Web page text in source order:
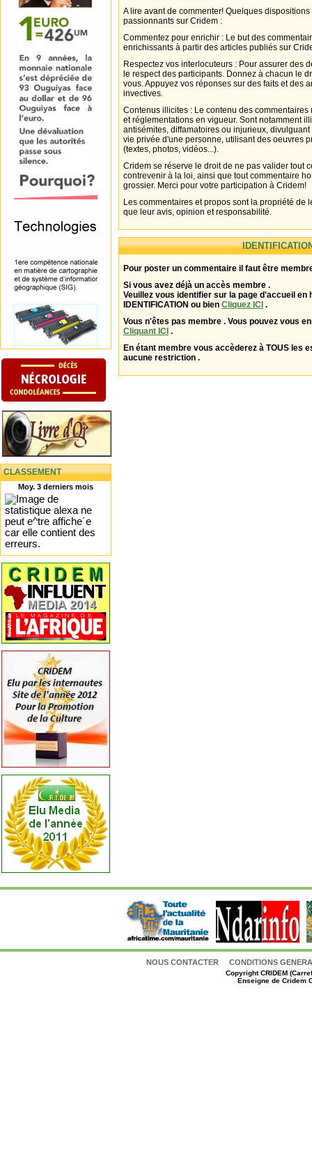
CLASSEMENT
Moy. 3 derniers mois
A lire avant de commenter! Quelques
passionnants sur Cridem :
Commentez pour enrichir : Le but des
enrichissants à partir des articles publiés sur
Respectez vos interlocuteurs : Pour assurer des
le respect des participants. Donnez à chacun le
vous. Appuyez vos réponses sur des faits et des
invectives.
Contenus illicites : Le contenu des
et réglementations en vigueur. Sont notamment
antisémites, diffamatoires ou injurieux,
vie privée d'une personne, utilisant des oeuvres
(textes, photos, vidéos...).
Cridem se réserve le droit de ne pas valider tout
contrevenir à la loi, ainsi que tout commentaire
grossier. Merci pour votre participation à Cridem!
Les commentaires et propos sont la propriété de
que leur avis, opinion et responsabilité.
Pour poster un commentaire il faut être
Si vous avez déjà un accès membre .
Veuillez vous identifier sur la page d'accueil en
IDENTIFICATION ou bien Cliquez ICI .
Vous n'êtes pas membre . Vous pouvez vous
Cliquant ICI .
En étant membre vous accèderez à TOUS les
aucune restriction .
NOUS CONTACTER CONDITIONS
CopyrightCRIDEM
Enseigne de Cridem